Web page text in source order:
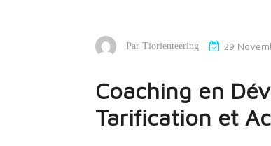
Par Tiorienteering 29
Coaching en
Tarification et